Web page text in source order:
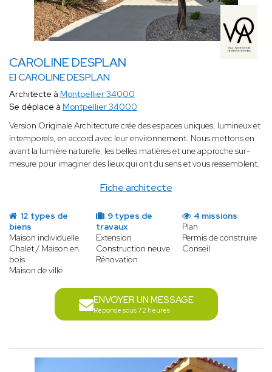
CAROLINE DESPLAN
EI CAROLINE DESPLAN
Fiche architecte
Architecte à Montpellier 34000
Se déplace à Montpellier 34000
Version Originale Architecture crée des espaces uniques, lumineux et
intemporels, en accord avec leur environnement. Nous mettons en
avant la lumière naturelle, les belles matières et une approche sur-
mesure pour imaginer des lieux qui ont du sens et vous ressemblent.
12 types de
biens
Maison individuelle
Chalet / Maison en
bois
Maison de ville
9 types de
travaux
Extension
Construction neuve
Rénovation
4 missions
Plan
Permis de construire
Conseil
ENVOYER UN MESSAGE
Réponse sous 72 heures